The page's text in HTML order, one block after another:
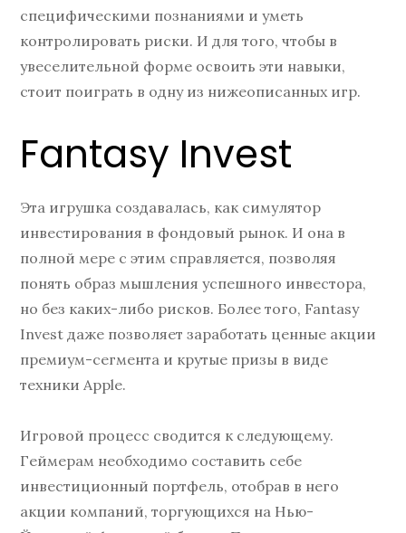
специфическими познаниями и уметь
контролировать риски. И для того, чтобы в
увеселительной форме освоить эти навыки,
стоит поиграть в одну из нижеописанных игр.
Fantasy Invest
Эта игрушка создавалась, как симулятор
инвестирования в фондовый рынок. И она в
полной мере с этим справляется, позволяя
понять образ мышления успешного инвестора,
но без каких-либо рисков. Более того, Fantasy
Invest даже позволяет заработать ценные акции
премиум-сегмента и крутые призы в виде
техники Apple.
Игровой процесс сводится к следующему.
Геймерам необходимо составить себе
инвестиционный портфель, отобрав в него
акции компаний, торгующихся на Нью-